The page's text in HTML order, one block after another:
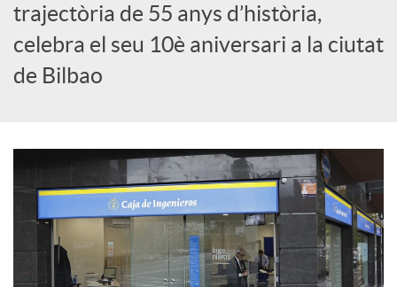
S
o
c
i
a
trajectòria de 55 anys d’història,
celebra el seu 10è aniversari a la ciutat
de Bilbao